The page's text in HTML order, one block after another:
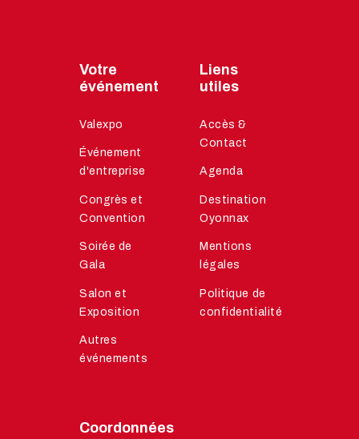
Votre
événement
Valexpo
Événement
d'entreprise
Congrès et
Convention
Soirée de
Gala
Salon et
Exposition
Autres
événements
Liens
utiles
Accès &
Contact
Agenda
Destination
Oyonnax
Mentions
légales
Politique de
confidentialité
Coordonnées